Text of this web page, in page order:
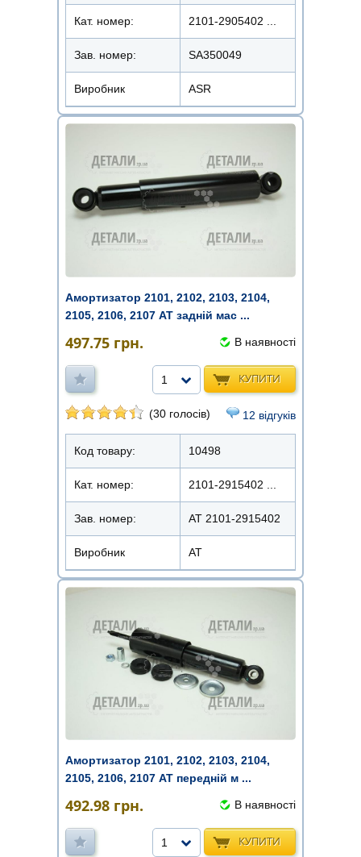
Кат. номер: 2101-2905402 ...
Зав. номер: SA350049
Виробник ASR
Амортизатор 2101, 2102, 2103, 2104,
2105, 2106, 2107 AT задній мас ...
497.75 грн. В наявності
КУПИТИ
1
(30 голосів) 12 відгуків
Код товару: 10498
Кат. номер: 2101-2915402 ...
Зав. номер: AT 2101-2915402
Виробник АТ
Амортизатор 2101, 2102, 2103, 2104,
2105, 2106, 2107 AT передній м ...
492.98 грн. В наявності
КУПИТИ
1